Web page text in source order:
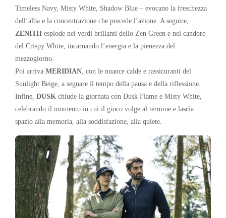
Timeless Navy, Misty White, Shadow Blue – evocano la freschezza
dell’alba e la concentrazione che precede l’azione. A seguire,
ZENITH esplode nei verdi brillanti dello Zen Green e nel candore
del Crispy White, incarnando l’energia e la pienezza del
mezzogiorno.
Poi arriva MERIDIAN , con le nuance calde e rassicuranti del
Sunlight Beige, a segnare il tempo della pausa e della riflessione.
Infine, DUSK chiude la giornata con Dusk Flame e Misty White,
celebrando il momento in cui il gioco volge al termine e lascia
spazio alla memoria, alla soddisfazione, alla quiete.